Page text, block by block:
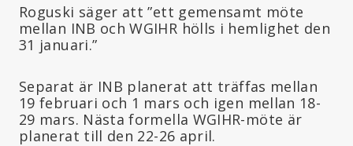
Roguski säger att ”ett gemensamt möte
mellan INB och WGIHR hölls i hemlighet den
31 januari.”
Separat är INB planerat att träffas mellan
19 februari och 1 mars och igen mellan 18-
29 mars. Nästa formella WGIHR-möte är
planerat till den 22-26 april.